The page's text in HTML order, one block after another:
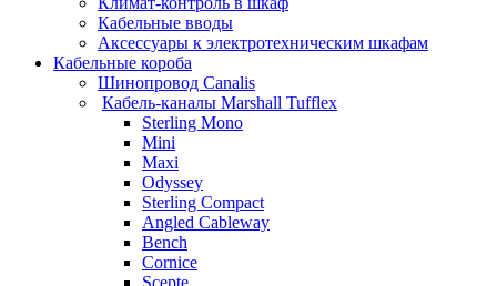
Кабельные вводы
Аксессуары к электротехническим шкафам
Кабельные короба
Шинопровод Canalis
Кабель-каналы Marshall Tufflex
Sterling Mono
Mini
Maxi
Odyssey
Sterling Compact
Angled Cableway
Bench
Cornice
Scepte